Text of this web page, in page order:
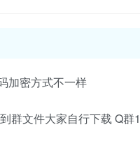
加密方式不一样
群文件大家自行下载 Q群